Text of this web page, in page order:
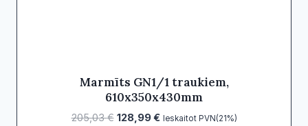
Marmīts GN1/1 traukiem,
610x350x430mm
205,03€ Original
128,99€Current
Ieskaitot PVN(21%)